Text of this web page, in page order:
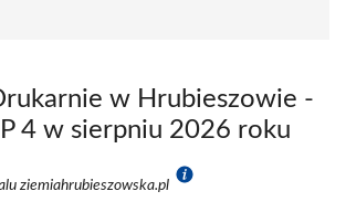
w Hrubieszowie -
4 w sierpniu 2026 roku
ziemiahrubieszowska.pl